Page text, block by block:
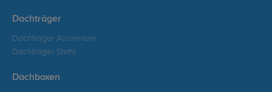
Dachträger
Dachträger Aluminium
Dachträger Stahl
Dachboxen